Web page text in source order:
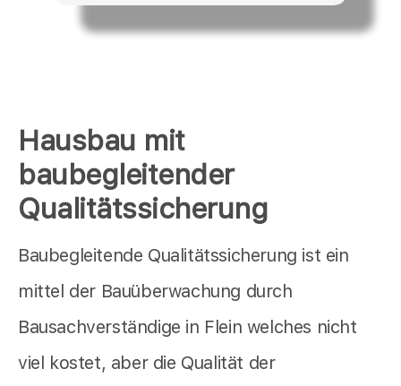
Hausbau mit
baubegleitender
Qualitätssicherung
Baubegleitende Qualitätssicherung ist ein
mittel der Bauüberwachung durch
Bausachverständige in Flein welches nicht
viel kostet, aber die Qualität der